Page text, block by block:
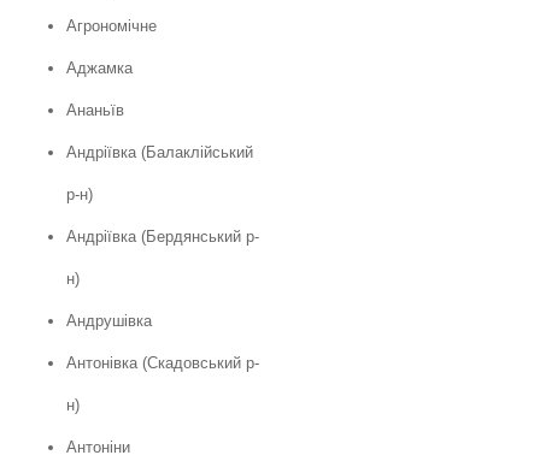
Агрономічне
Аджамка
Ананьїв
Андріївка (Балаклійський
р-н)
Андріївка (Бердянський р-
н)
Андрушівка
Антонівка (Скадовський р-
н)
Антоніни